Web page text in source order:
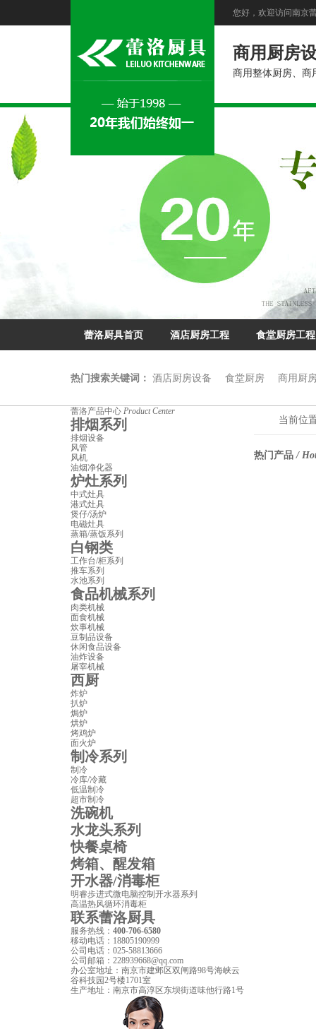
您好，欢迎访问南京
商用厨房
商用整体厨房、商
蕾洛厨具首页 酒店厨房工程 食堂厨房工程
热门搜索关键词： 酒店厨房设备 食堂厨房 商用厨
当前位
热门产品/
蕾洛产品中心 Product Center
排烟系列
排烟设备
风管
风机
油烟净化器
炉灶系列
中式灶具
港式灶具
煲仔/汤炉
电磁灶具
蒸箱/蒸饭系列
白钢类
工作台/柜系列
推车系列
水池系列
食品机械系列
肉类机械
面食机械
炊事机械
豆制品设备
休闲食品设备
油炸设备
屠宰机械
西厨
炸炉
扒炉
焗炉
烘炉
烤鸡炉
面火炉
制冷系列
制冷
冷库/冷藏
低温制冷
超市制冷
洗碗机
水龙头系列
快餐桌椅
烤箱、醒发箱
开水器/消毒柜
明睿歩进式微电脑控制开水器系列
高温热风循环消毒柜
联系蕾洛厨具
服务热线： 400-706-6580
移动电话： 18805190999
公司电话： 025-58813666
公司邮箱： 228939668@qq.com
办公室地址： 南京市建邺区双闸路98号海峡云
谷科技园2号楼1701室
生产地址： 南京市高淳区东坝街道味他行路1号